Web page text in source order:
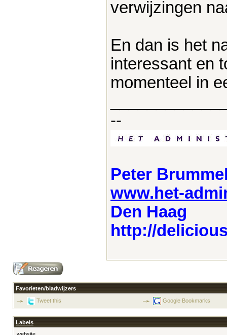
verwijzingen
En dan is het
interessant en
momenteel in
--
Peter
www.het-
Den Haag
http://
Favorieten/bladwijzers
Tweet this
Google Bookmarks
Labels